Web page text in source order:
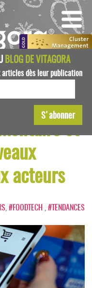
et
acteurs
#FOODTECH #TENDANCES
BLOG DE VITAGORA
articles dès leur publication